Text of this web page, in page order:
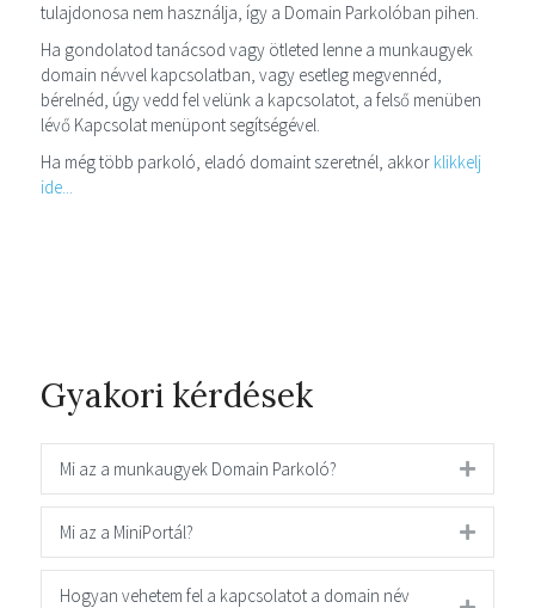
tulajdonosa nem használja, így a Domain Parkolóban pihen.
Ha gondolatod tanácsod vagy ötleted lenne a munkaugyek
domain névvel kapcsolatban, vagy esetleg megvennéd,
bérelnéd, úgy vedd fel velünk a kapcsolatot, a felső menüben
lévő Kapcsolat menüpont segítségével.
Ha még több parkoló, eladó domaint szeretnél, akkor klikkelj
ide...
Gyakori kérdések
Mi az a munkaugyek Domain Parkoló?
Mi az a MiniPortál?
Hogyan vehetem fel a kapcsolatot a domain név